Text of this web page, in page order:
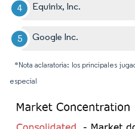
Equinix, Inc.
Google Inc.
*Nota aclaratoria: los principales
especial